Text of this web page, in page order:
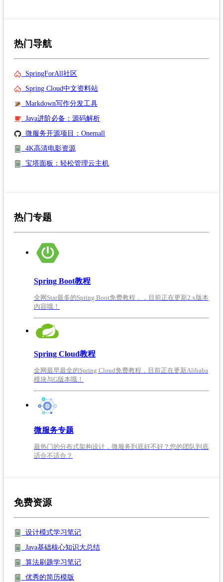
热门导航
SpringForAll社区
Spring Cloud中文资料站
Markdown写作分发工具
Java进阶必备：源码解析
微服务开源项目：Onemall
4K高清电影资源
宝塔面板：轻松管理云主机
热门专题
Spring Boot教程
全网Star最多的Spring Boot免费教程，，目前正在更新2.x版本
内容哦！
Spring Cloud教程
全网最早最全的Spring Cloud免费教程，目前正在更新Alibaba
模块与G版本哦！
微服务专题
最热门的分布式架构设计，微服务到底好不好？您的团队到底
适合不适合？
免费资源
设计模式学习笔记
Java基础核心知识大总结
算法刷题学习笔记
优秀的简历模版